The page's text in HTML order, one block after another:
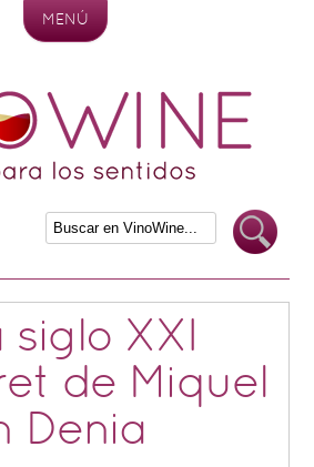
MENÚ
siglo XXI
de Miquel
Denia